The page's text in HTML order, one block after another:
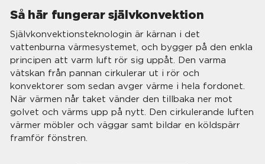
Så här fungerar självkonvektion
Självkonvektionsteknologin är kärnan i det
vattenburna värmesystemet, och bygger på den enkla
principen att varm luft rör sig uppåt. Den varma
vätskan från pannan cirkulerar ut i rör och
konvektorer som sedan avger värme i hela fordonet.
När värmen når taket vänder den tillbaka ner mot
golvet och värms upp på nytt. Den cirkulerande luften
värmer möbler och väggar samt bildar en köldspärr
framför fönstren.